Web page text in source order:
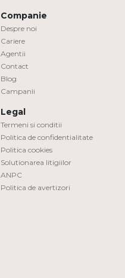
Companie
Despre noi
Cariere
Agentii
Contact
Blog
Campanii
Legal
Termeni si conditii
Politica de confidentialitate
Politica cookies
Solutionarea litigiilor
ANPC
Politica de avertizori